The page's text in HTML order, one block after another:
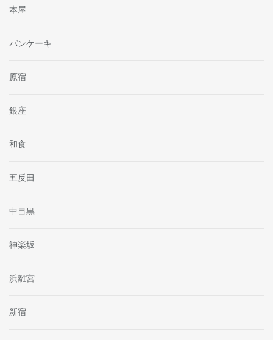
本屋
パンケーキ
原宿
銀座
和食
五反田
中目黒
神楽坂
浜離宮
新宿